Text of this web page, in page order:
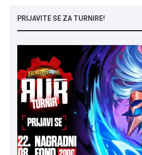
PRIJAVITE SE ZA TURNIRE!